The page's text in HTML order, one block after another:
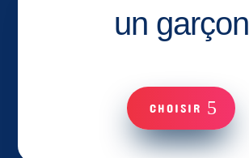
un garçon
CHOISIR